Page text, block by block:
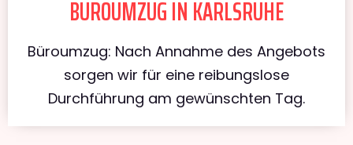
BÜROUMZUG IN KARLSRUHE
Büroumzug: Nach Annahme des Angebots
sorgen wir für eine reibungslose
Durchführung am gewünschten Tag.